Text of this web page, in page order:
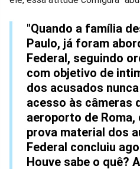
"Quando a família
Paulo, já foram
Federal, seguindo
com objetivo de
dos acusados
acesso às câmeras
aeroporto de Roma,
prova material dos
Federal concluiu
Houve sabe o quê?